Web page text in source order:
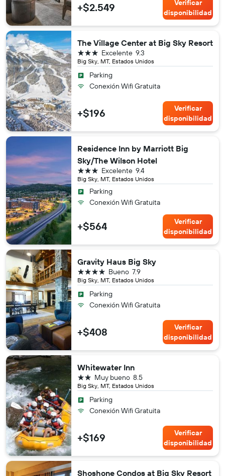
+$2.549
Verificar
disponibilidad
The Village Center at Big Sky Resort
Big Sky, MT, Estados Unidos
9.3
Excelente
3 estrellas
Parking
Conexión Wifi Gratuita
+$196
Verificar
disponibilidad
Residence Inn by Marriott Big
Sky/The Wilson Hotel
Big Sky, MT, Estados Unidos
9.4
Excelente
3 estrellas
Parking
Conexión Wifi Gratuita
+$564
Verificar
disponibilidad
Gravity Haus Big Sky
Big Sky, MT, Estados Unidos
7.9
Bueno
4 estrellas
Parking
Conexión Wifi Gratuita
+$408
Verificar
disponibilidad
Whitewater Inn
Big Sky, MT, Estados Unidos
8.5
Muy bueno
2 estrellas
Parking
Conexión Wifi Gratuita
+$169
Verificar
disponibilidad
Shoshone Condos at Big Sky Resort